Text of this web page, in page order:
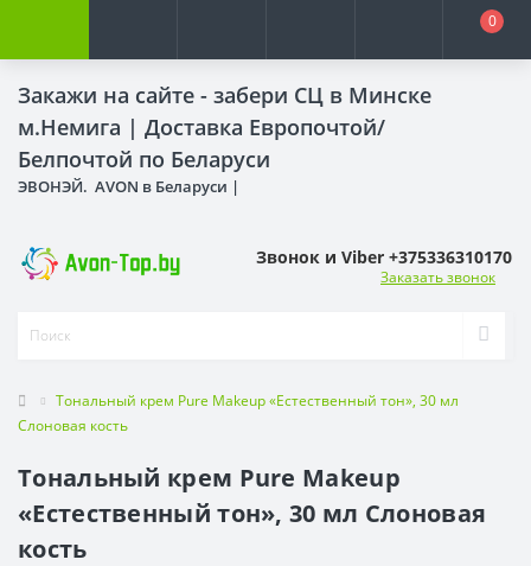
Закажи на сайте - забери СЦ в Минске
м.Немига | Доставка Европочтой/
Белпочтой по Беларуси
ЭВОНЭЙ. AVON в Беларуси |
0
Звонок и Viber +375336310170
Заказать звонок
Тональный крем Pure Makeup «Естественный тон», 30 мл
Слоновая кость
Тональный крем Pure Makeup
«Естественный тон», 30 мл Слоновая
кость